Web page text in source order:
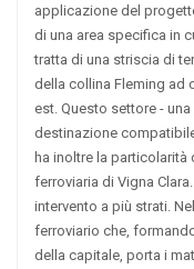
applicazione del
di una area specifica in
tratta di una striscia di
della collina Fleming ad
est. Questo settore -
destinazione
ha inoltre la particolarità
ferroviaria di Vigna
intervento a più strati.
ferroviario che,
della capitale, porta i